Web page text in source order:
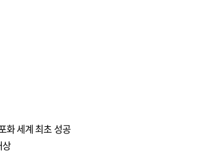
화 세계 최초 성공